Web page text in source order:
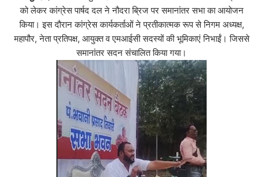
को लेकर कांग्रेस पार्षद दल ने नौदरा ब्रिज पर समानांतर सभा का आयोजन
किया। इस दौरान कांग्रेस कार्यकर्ताओं ने प्रतीकात्मक रूप से निगम अध्यक्ष,
महापौर, नेता प्रतिपक्ष, आयुक्त व एमआईसी सदस्यों की भूमिकाएं निभाईं। जिससे
समानांतर सदन संचालित किया गया।